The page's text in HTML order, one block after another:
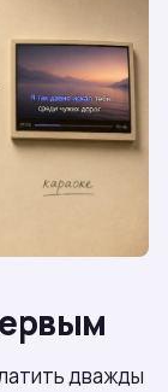
дважды